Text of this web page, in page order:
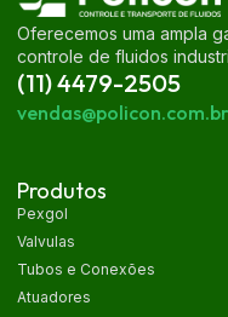
Produtos
Pexgol
Valvulas
Tubos e Conexões
Atuadores
Oferecemos uma ampla
controle de fluidos
(11) 4479-2505
vendas@policon.com.br